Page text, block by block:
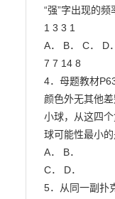
“强”字出现的频
1 3 3 1
A． B． C． D．
7 7 14 8
4．母题教材
颜色外无其他
小球，从这四
球可能性最小的
A． B．
C． D．
5．从同一副扑